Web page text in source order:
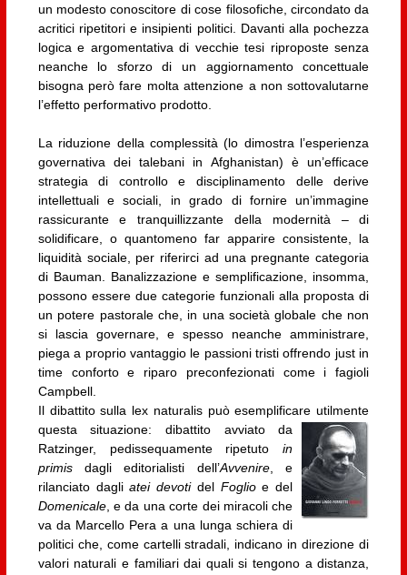
un modesto conoscitore di cose filosofiche, circondato da
acritici ripetitori e insipienti politici. Davanti alla pochezza
logica e argomentativa di vecchie tesi riproposte senza
neanche lo sforzo di un aggiornamento concettuale
bisogna però fare molta attenzione a non sottovalutarne
l’effetto performativo prodotto.
La riduzione della complessità (lo dimostra l’esperienza
governativa dei talebani in Afghanistan) è un’efficace
strategia di controllo e disciplinamento delle derive
intellettuali e sociali, in grado di fornire un’immagine
rassicurante e tranquillizzante della modernità – di
solidificare, o quantomeno far apparire consistente, la
liquidità sociale, per riferirci ad una pregnante categoria
di Bauman. Banalizzazione e semplificazione, insomma,
possono essere due categorie funzionali alla proposta di
un potere pastorale che, in una società globale che non
si lascia governare, e spesso neanche amministrare,
piega a proprio vantaggio le passioni tristi offrendo just in
time conforto e riparo preconfezionati come i fagioli
Campbell.
Il dibattito sulla lex naturalis può esemplificare utilmente
questa situazione: dibattito avviato da
Ratzinger, pedissequamente ripetutoin
primisdagli editorialisti dell’Avvenire, e
rilanciato dagliatei devotidel Foglioe del
Domenicale, e da una corte dei miracoli che
va da Marcello Pera a una lunga schiera di
politici che, come cartelli stradali, indicano in direzione di
valori naturali e familiari dai quali si tengono a distanza,